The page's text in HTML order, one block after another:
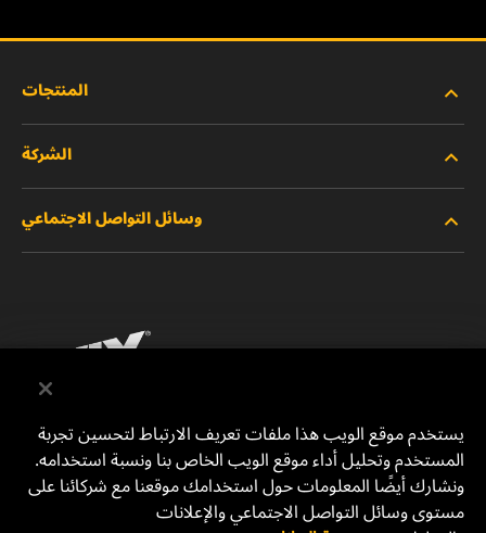
المنتجات
المنتجات الجديدة
المنتجات المتوقفة/المستبدلة
الشركة
الوظائف
إشعار قانوني
الطباعة
للتواصل معنا
وسائل التواصل الاجتماعي
يوتيوب
MANN+HUMMEL Middle East FZE
DAFZA (Dubai Airport Free Zone)
يستخدم موقع الويب هذا ملفات تعريف الارتباط لتحسين تجربة
المستخدم وتحليل أداء موقع الويب الخاص بنا ونسبة استخدامه.
ونشارك أيضًا المعلومات حول استخدامك موقعنا مع شركائنا على
مستوى وسائل التواصل الاجتماعي والإعلانات